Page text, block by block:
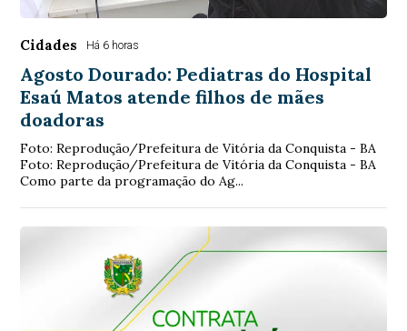
Cidades Há 6 horas
Agosto Dourado: Pediatras do Hospital
Esaú Matos atende filhos de mães
doadoras
Foto: Reprodução/Prefeitura de Vitória da Conquista - BA
Foto: Reprodução/Prefeitura de Vitória da Conquista - BA
Como parte da programação do Ag...